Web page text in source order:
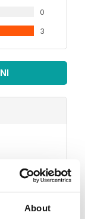
About
0
3
09 febbraio 2021